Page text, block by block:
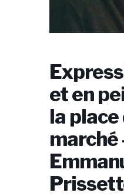
et en
la place
marché